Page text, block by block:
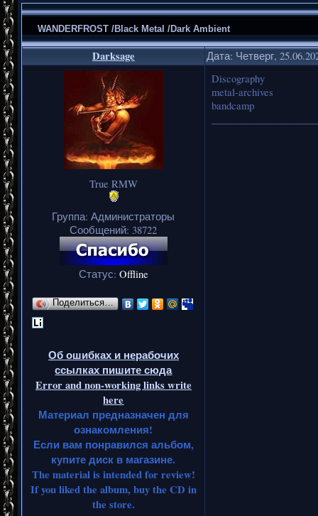
WANDERFROST /Black Metal /Dark Ambient
Darksage Дата: Четверг,
True RMW
Группа: Администраторы
Сообщений: 38722
Статус: Offline
Поделиться…
Об ошибках и нерабочих
ссылках пишите сюда
Error and non-working links write
here
Материал предназначен для
ознакомления!
Если вам понравился альбом,
купите диск в магазине.
The material is intended for review!
If you liked the album, buy the CD in
the store.
Discography
metal-archives
bandcamp